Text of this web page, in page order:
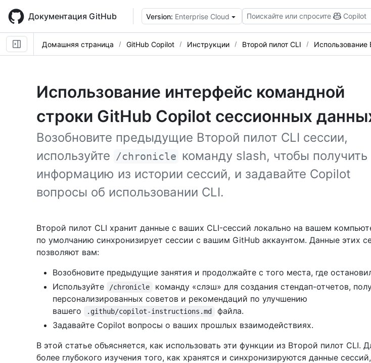
main
content
Документация GitHub Version: Enterprise Cloud Поискайте или спросите Copilot
Домашняя страница GitHub Copilot Инструкции Второй пилот CLI Использование
Использование интерфейс командной
строки GitHub Copilot сессионных
Возобновите предыдущие Второй пилот CLI сессии,
используйте /chronicle команду slash, чтобы получить
информацию из истории сессий, и задавайте Copilot
вопросы об использовании CLI.
Второй пилот CLI хранит данные с ваших CLI-сессий локально на вашем
по умолчанию синхронизирует сессии с вашим GitHub аккаунтом. Данные этих
позволяют вам:
Возобновите предыдущие занятия и продолжайте с того места, где
Используйте
/chronicle
команду «слэш» для создания стендап-отчетов,
персонализированных советов и рекомендаций по улучшению
вашего
.github/copilot-instructions.md
файла.
Задавайте Copilot вопросы о ваших прошлых взаимодействиях.
В этой статье объясняется, как использовать эти функции из Второй пилот CLI.
более глубокого изучения того, как хранятся и синхронизируются данные